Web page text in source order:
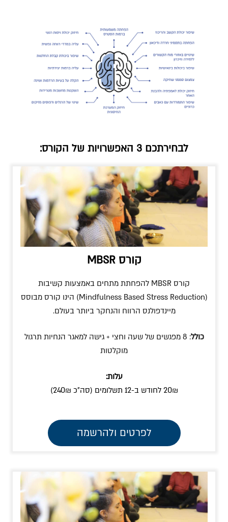
לבחירתכם 3 האפשרויות של הקורס:
קורס MBSR
קורס MBSR להפחתת מתחים באמצעות קשיבות
(Mindfulness Based Stress Reduction) הינו קורס מבוסס
מיינדפולנס הרווח והנחקר ביותר בעולם.
כולל
: 8 מפגשים של שעה וחצי + גישה למאגר הנחיות תרגול
מוקלטות
עלות:
20₪ לחודש ב-12 תשלומים (סה״כ 240₪)
לפרטים ולהרשמה